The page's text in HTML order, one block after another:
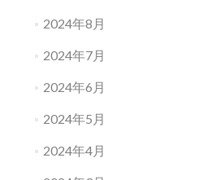
2024年8月
2024年7月
2024年6月
2024年5月
2024年4月